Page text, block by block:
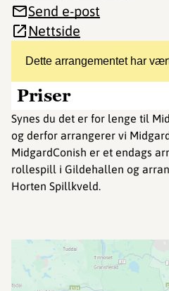
Dette arrangementet har
Priser
Synes du det er for lenge til
og derfor arrangerer vi
MidgardConish er et endags
rollespill i Gildehallen og
Horten Spillkveld.
Send e-post
Nettside